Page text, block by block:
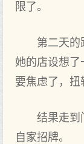
限了。
第二天的
她的店设想
要焦虑了，扭
结果走到
自家招牌。